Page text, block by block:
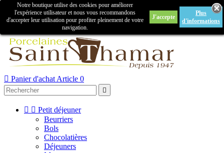
Créer un compteConnexion
 Panier d'achat Article 0

Notre boutique utilise des cookies pour améliorer
l'expérience utilisateur et nous vous recommandons
d'accepter leur utilisation pour profiter pleinement de votre
navigation.
J'accepte
Plus
d'informations
  Petit déjeuner
Beurriers
Bols
Chocolatières
Déjeuners